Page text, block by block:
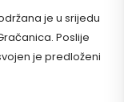
je u srijedu
Poslije
je predloženi